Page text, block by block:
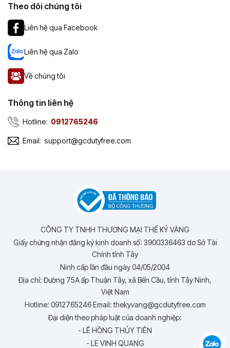
Theo dõi chúng tôi
Liên hệ qua Facebook
Liên hệ qua Zalo
Về chúng tôi
Thông tin liên hệ
Hotline: 0912765246
Email: support@gcdutyfree.com
CÔNG TY TNHH THƯƠNG MẠI THẾ KỶ VÀNG
Giấy chứng nhận đăng ký kinh doanh số: 3900336463 do Sở Tài
Chính tỉnh Tây
Ninh cấp lần đầu ngày 04/05/2004
Địa chỉ: Đường 75A ấp Thuận Tây, xã Bến Cầu, tỉnh Tây Ninh,
Việt Nam
Hotline: 0912765246 Email: thekyvang@gcdutyfree.com
Đại diện theo pháp luật của doanh nghiệp:
- LÊ HỒNG THỦY TIÊN
- LE VINH QUANG